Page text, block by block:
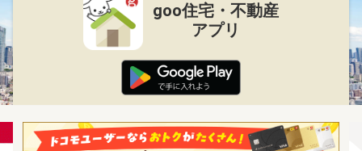
goo住宅・不動産
アプリ